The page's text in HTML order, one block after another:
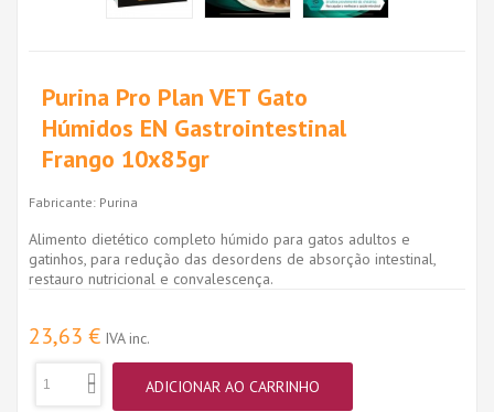
Purina Pro Plan VET Gato
Húmidos EN Gastrointestinal
Frango 10x85gr
Fabricante: Purina
Alimento dietético completo húmido para gatos adultos e
gatinhos, para redução das desordens de absorção intestinal,
restauro nutricional e convalescença.
23,63 € IVA inc.
ADICIONAR AO CARRINHO